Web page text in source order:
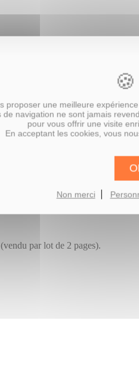
proposer une meilleure
de navigation ne sont jamais
pour vous offrir une visite
En acceptant les cookies, vous
Non merci
par lot de 2 pages).